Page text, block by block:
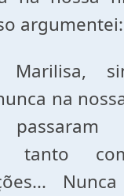
argumentei:
na
tanto